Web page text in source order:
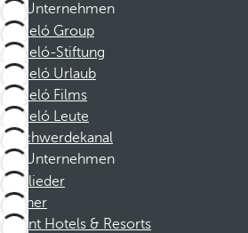
Unternehmen
Barceló Group
Barceló-Stiftung
Barceló Urlaub
Barceló Films
Barceló Leute
Beschwerdekanal
Unternehmen
Mitglieder
Partner
Dorint Hotels & Resorts